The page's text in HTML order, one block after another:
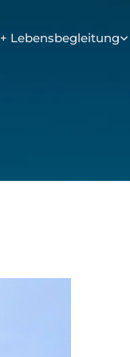
Lebensbegleitung